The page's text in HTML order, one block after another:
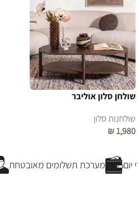
שולחן סלון אוליבר
שולחנות סלון
₪ 1,980
מערכת תשלומים מאובטחת